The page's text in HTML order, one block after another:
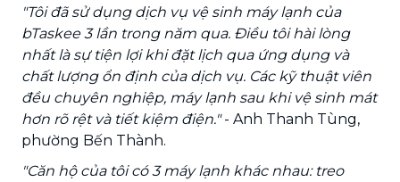
"Tôi đã sử dụng dịch vụ vệ sinh máy lạnh của
bTaskee 3 lần trong năm qua. Điều tôi hài lòng
nhất là sự tiện lợi khi đặt lịch qua ứng dụng và
chất lượng ổn định của dịch vụ. Các kỹ thuật viên
đều chuyên nghiệp, máy lạnh sau khi vệ sinh mát
hơn rõ rệt và tiết kiệm điện."- Anh Thanh Tùng,
phường Bến Thành.
"Căn hộ của tôi có 3 máy lạnh khác nhau: treo